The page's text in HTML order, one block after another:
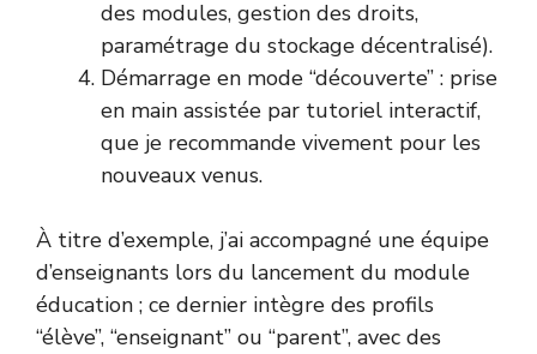
des modules, gestion des droits,
paramétrage du stockage décentralisé).
Démarrage en mode “découverte” : prise
en main assistée par tutoriel interactif,
que je recommande vivement pour les
nouveaux venus.
À titre d’exemple, j’ai accompagné une équipe
d’enseignants lors du lancement du module
éducation ; ce dernier intègre des profils
“élève”, “enseignant” ou “parent”, avec des